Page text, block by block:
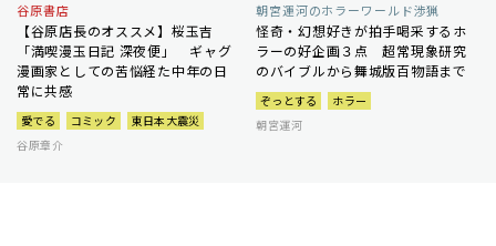
谷原書店
【谷原店長のオススメ】桜玉吉
「満喫漫玉日記 深夜便」 ギャグ
漫画家としての苦悩経た中年の日
常に共感
愛でる コミック
東日本大震災
谷原章介
朝宮運河のホラーワールド渉猟
怪奇・幻想好きが拍手喝采するホ
ラーの好企画３点 超常現象研究
のバイブルから舞城版百物語まで
ぞっとする
ホラー
朝宮運河